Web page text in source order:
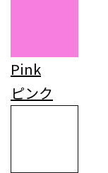
Pink
ピンク